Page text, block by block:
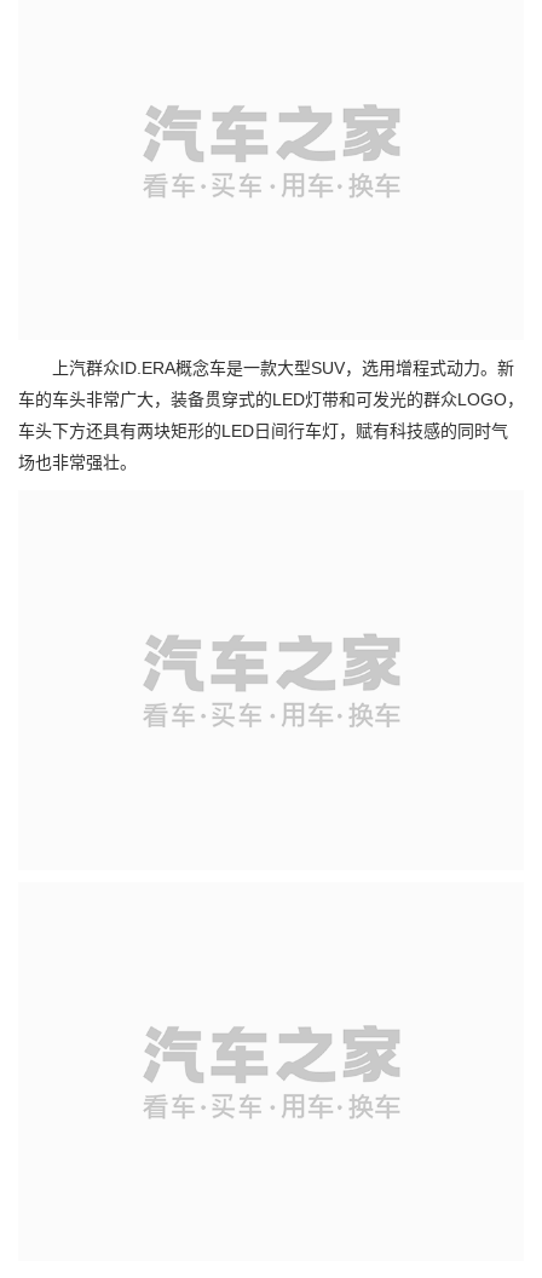
上汽群众ID.ERA概念车是一款大型SUV，选用增程式动力。新
车的车头非常广大，装备贯穿式的LED灯带和可发光的群众LOGO，
车头下方还具有两块矩形的LED日间行车灯，赋有科技感的同时气
场也非常强壮。